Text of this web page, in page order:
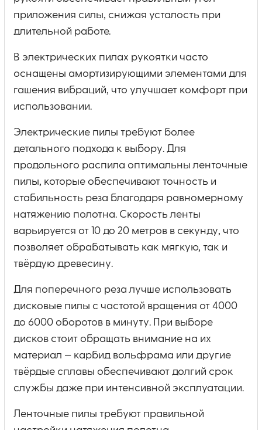
приложения силы, снижая усталость при
длительной работе.
В электрических пилах рукоятки часто
оснащены амортизирующими элементами для
гашения вибраций, что улучшает комфорт при
использовании.
Электрические пилы требуют более
детального подхода к выбору. Для
продольного распила оптимальны ленточные
пилы, которые обеспечивают точность и
стабильность реза благодаря равномерному
натяжению полотна. Скорость ленты
варьируется от 10 до 20 метров в секунду, что
позволяет обрабатывать как мягкую, так и
твёрдую древесину.
Для поперечного реза лучше использовать
дисковые пилы с частотой вращения от 4000
до 6000 оборотов в минуту. При выборе
дисков стоит обращать внимание на их
материал — карбид вольфрама или другие
твёрдые сплавы обеспечивают долгий срок
службы даже при интенсивной эксплуатации.
Ленточные пилы требуют правильной